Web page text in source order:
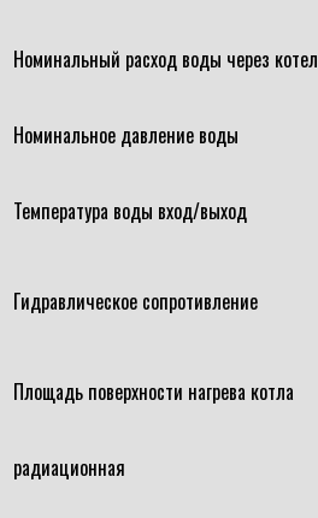
Номинальный расход воды через котел
Номинальное давление воды
Температура воды вход/выход
Гидравлическое сопротивление
Площадь поверхности нагрева котла
радиационная